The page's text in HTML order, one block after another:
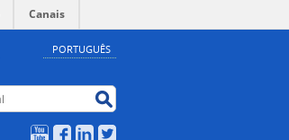
PORTUGUÊS
Canais
YouTubeFacebook
LinkedIn